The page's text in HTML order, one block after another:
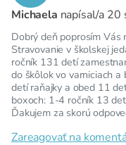
Michaela napísal/a 20
Dobrý deň poprosím Vás
Stravovanie v školskej
ročník 131 detí
do škôlok vo varniciach a
detí raňajky a obed 11
boxoch: 1-4 ročník 13
Ďakujem za skorú
Zareagovať na